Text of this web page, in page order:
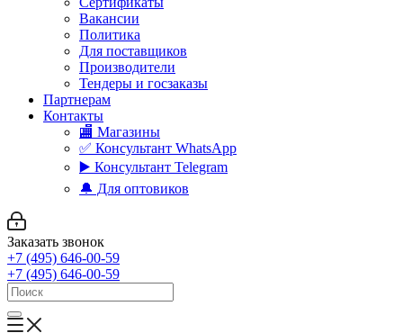
Вакансии
Политика
Для поставщиков
Производители
Тендеры и госзаказы
Партнерам
Контакты
🏬 Магазины
✅️ Консультант WhatsApp
▶️ Консультант Telegram
🔔 Для оптовиков
Заказать звонок
+7 (495) 646-00-59
+7 (495) 646-00-59